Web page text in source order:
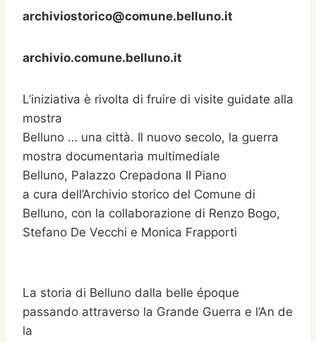
archiviostorico@comune.belluno.it
archivio.comune.belluno.it
L’iniziativa è rivolta di fruire di visite guidate alla
mostra
Belluno … una città. Il nuovo secolo, la guerra
mostra documentaria multimediale
Belluno, Palazzo Crepadona II Piano
a cura dell’Archivio storico del Comune di
Belluno, con la collaborazione di Renzo Bogo,
Stefano De Vecchi e Monica Frapporti
La storia di Belluno dalla belle époque
passando attraverso la Grande Guerra e l’An de
la